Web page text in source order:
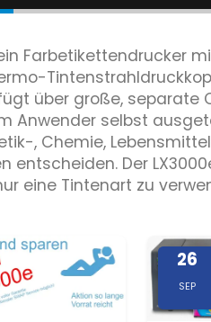
Farbetikettendrucker
über große,
Anwender selbst
, Chemie,
entscheiden. Der
eine Tintenart zu
26
SEP